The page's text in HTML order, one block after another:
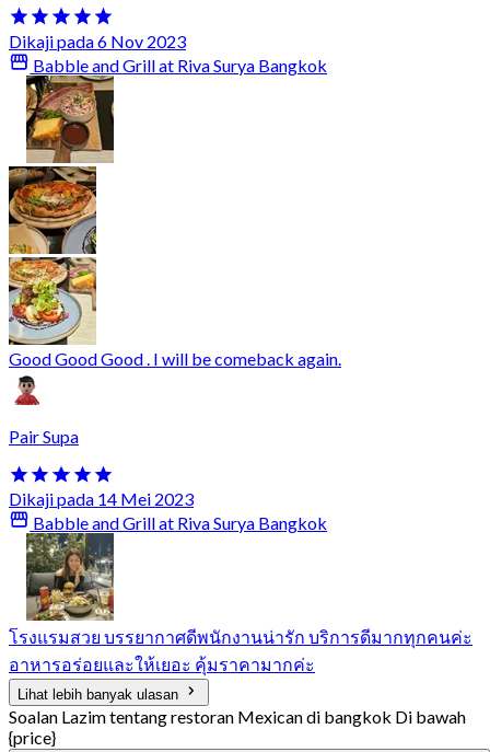
Dikaji pada 6 Nov 2023
Babble and Grill at Riva Surya Bangkok
Good Good Good . I will be comeback again.
Pair Supa
Dikaji pada 14 Mei 2023
Babble and Grill at Riva Surya Bangkok
โรงแรม​สวย​ บรรยากาศ​ดี​พนักงาน​น่ารัก​ บริการ​ดีมาก​ทุกคนค่ะ​
อาหารอร่อยและให้เยอะ​ คุ้มราคามากค่ะ
Lihat lebih banyak ulasan
Soalan Lazim tentang restoran Mexican di bangkok Di bawah
{price}